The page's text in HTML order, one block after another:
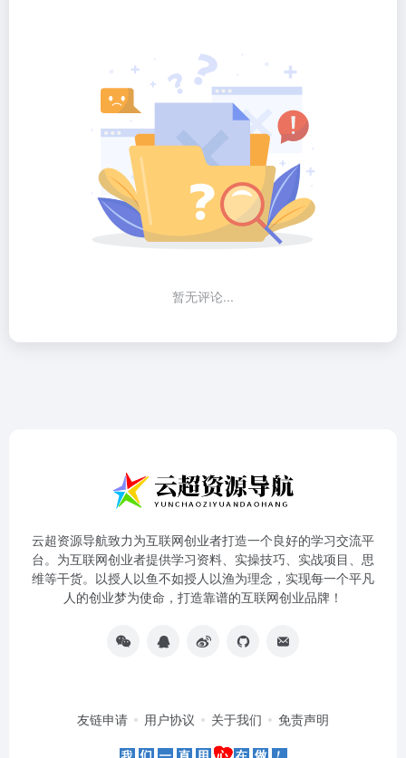
暂无评论...
云超资源导航致力为互联网创业者打造一个良好的学习交流平
台。为互联网创业者提供学习资料、实操技巧、实战项目、思
维等干货。以授人以鱼不如授人以渔为理念，实现每一个平凡
人的创业梦为使命，打造靠谱的互联网创业品牌！
友链申请 用户协议 关于我们 免责声明